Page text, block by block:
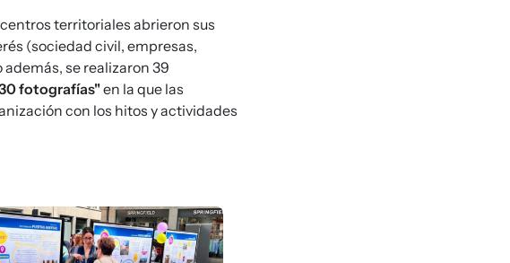
territoriales abrieron sus
(sociedad civil, empresas,
se realizaron 39
fotografías"en la que las
con los hitos y actividades